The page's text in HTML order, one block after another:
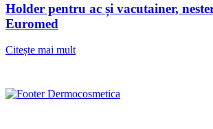
Holder pentru ac și vacutainer,
Euromed
Citește mai mult